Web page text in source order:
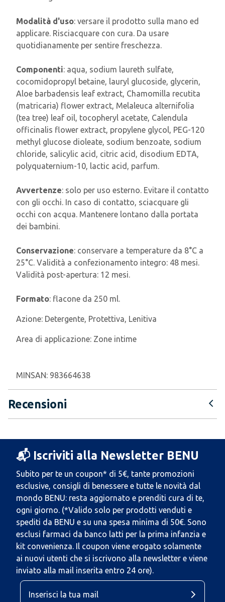
Modalità d'uso: versare il prodotto sulla mano ed
applicare. Risciacquare con cura. Da usare
quotidianamente per sentire freschezza.
Componenti: aqua, sodium laureth sulfate,
cocomidopropyl betaine, lauryl glucoside, glycerin,
Aloe barbadensis leaf extract, Chamomilla recutita
(matricaria) flower extract, Melaleuca alternifolia
(tea tree) leaf oil, tocopheryl acetate, Calendula
officinalis flower extract, propylene glycol, PEG-120
methyl glucose dioleate, sodium benzoate, sodium
chloride, salicylic acid, citric acid, disodium EDTA,
polyquaternium-10, lactic acid, parfum.
Avvertenze: solo per uso esterno. Evitare il contatto
con gli occhi. In caso di contatto, sciacquare gli
occhi con acqua. Mantenere lontano dalla portata
dei bambini.
Conservazione: conservare a temperature da 8°C a
25°C. Validità a confezionamento integro: 48 mesi.
Validità post-apertura: 12 mesi.
Formato: flacone da 250 ml.
Azione: Detergente, Protettiva, Lenitiva
Area di applicazione: Zone intime
MINSAN: 983664638
Recensioni
📬 Iscriviti alla Newsletter BENU
Subito per te un coupon* di 5€, tante promozioni
esclusive, consigli di benessere e tutte le novità dal
mondo BENU: resta aggiornato e prenditi cura di te,
ogni giorno. (*Valido solo per prodotti venduti e
spediti da BENU e su una spesa minima di 50€. Sono
esclusi farmaci da banco latti per la prima infanzia e
kit convenienza. Il coupon viene erogato solamente
ai nuovi utenti che si iscrivono alla newsletter e viene
inviato alla mail inserita entro 24 ore).